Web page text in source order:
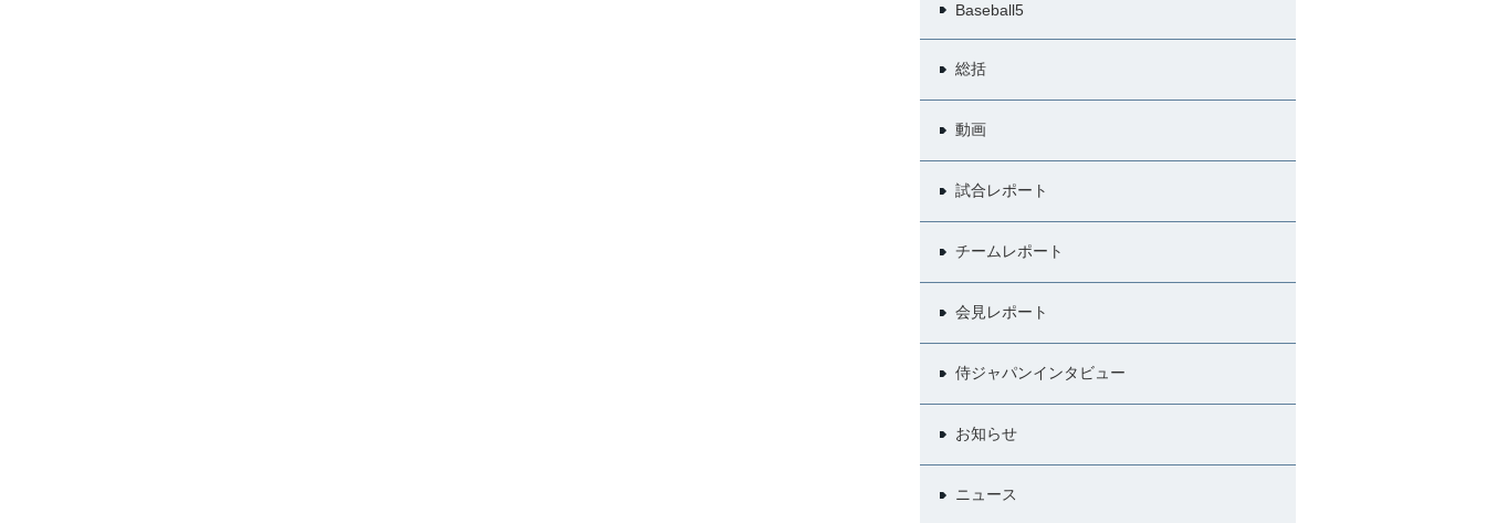
Baseball5
総括
動画
試合レポート
チームレポート
会見レポート
侍ジャパンインタビュー
お知らせ
ニュース